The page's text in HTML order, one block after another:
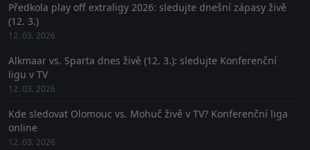
Předkola play off extraligy 2026: sledujte dnešní zápasy živě
(12. 3.)
12. 03. 2026
Alkmaar vs. Sparta dnes živě (12. 3.): sledujte Konferenční
ligu v TV
12. 03. 2026
Kde sledovat Olomouc vs. Mohuč živě v TV? Konferenční liga
online
12. 03. 2026